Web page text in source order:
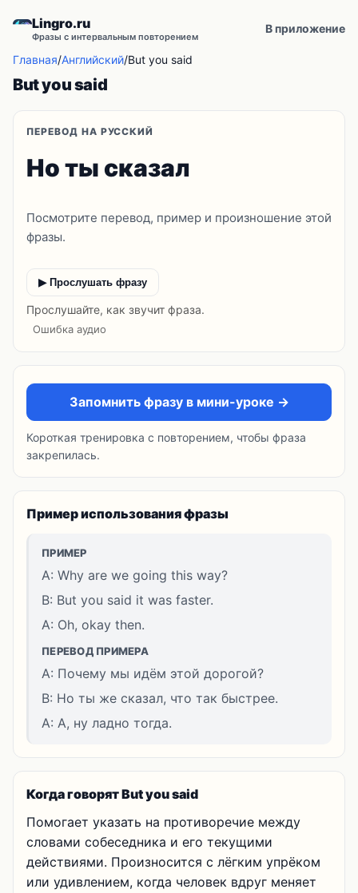
Lingro.ru
Фразы с интервальным повторением
В приложение
Главная/Английский/But you said
But you said
ПЕРЕВОД НА РУССКИЙ
Но ты сказал
Посмотрите перевод, пример и произношение этой
фразы.
▶ Прослушать фразу
Прослушайте, как звучит фраза.
Ошибка аудио
Запомнить фразу в мини-уроке →
Короткая тренировка с повторением, чтобы фраза
закрепилась.
Пример использования фразы
ПРИМЕР
A: Why are we going this way?
B: But you said it was faster.
A: Oh, okay then.
ПЕРЕВОД ПРИМЕРА
A: Почему мы идём этой дорогой?
B: Но ты же сказал, что так быстрее.
A: А, ну ладно тогда.
Когда говорят But you said
Помогает указать на противоречие между
словами собеседника и его текущими
действиями. Произносится с лёгким упрёком
или удивлением, когда человек вдруг меняет